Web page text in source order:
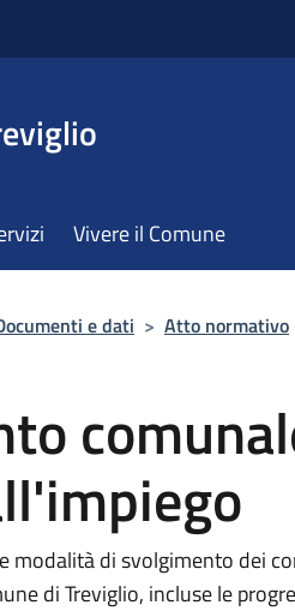
Vivere il Comune
e dati > Atto normativo
modalità di svolgimento dei
di Treviglio, incluse le